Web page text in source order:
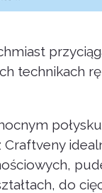
technikach
do